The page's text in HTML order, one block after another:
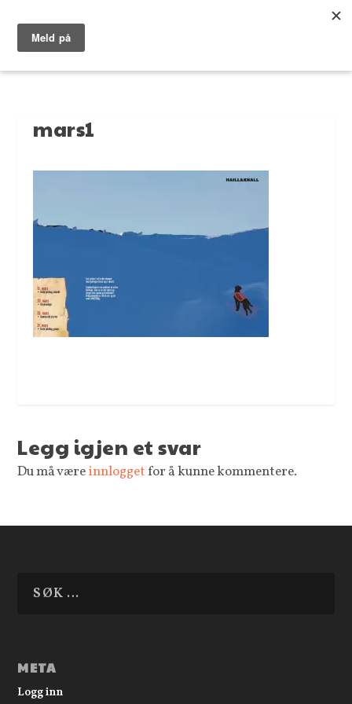
mars1
Legg igjen et svar
Du må væreinnloggetfor å kunne kommentere.
META
Logg inn